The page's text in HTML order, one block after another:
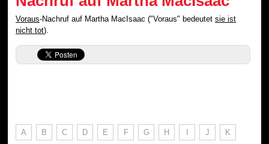
Voraus-Nachruf auf Martha MacIsaac ("Voraus" bedeutetsie ist
nicht tot).
A B C D E F G H I J K